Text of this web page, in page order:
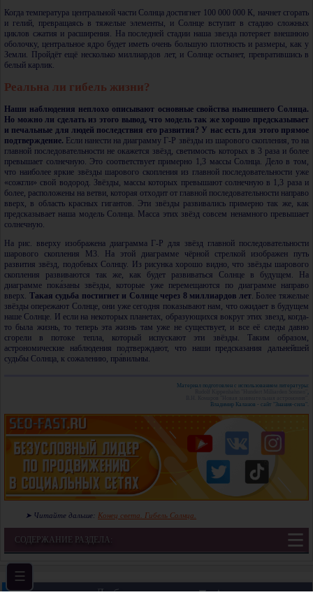
Когда температура центральной части Солнца достигнет 100 000 000 К, начнет сгорать
и гелий, превращаясь в тяжелые элементы, и Солнце вступит в стадию сложных
циклов сжатия и расширения. На последней стадии наша звезда потеряет внешнюю
оболочку, центральное ядро будет иметь очень большую плотность и размеры, как у
Земли. Пройдёт ещё несколько миллиардов лет, и Солнце остынет, превратившись в
белый карлик.
Реальна ли гибель жизни?
Наши наблюдения неплохо описывают основные свойства нынешнего Солнца.
Но можно ли сделать из этого вывод, что модель так же хорошо предсказывает
и печальные для людей последствия его развития? У нас есть для этого прямое
подтверждение. Если нанести на диаграмму Г-Р звёзды из шарового скопления, то на
главной последовательности не окажется звёзд, светимость которых в 3 раза и более
превышает солнечную. Это соответствует примерно 1,3 массы Солнца. Дело в том,
что наиболее яркие звёзды шарового скопления из главной последовательности уже
«сожгли» свой водород. Звёзды, массы которых превышают солнечную в 1,3 раза и
более, расположены на ветви, которая отходит от главной последовательности направо
вверх, в область красных гигантов. Эти звёзды развивались примерно так же, как
предсказывает наша модель Солнца. Масса этих звёзд совсем ненамного превышает
солнечную.
На рис. вверху изображена диаграмма Г-Р для звёзд главной последовательности
шарового скопления М3. На этой диаграмме чёрной стрелкой изображен путь
развития звёзд, подобных Солнцу. Из рисунка хорошо видно, что звёзды шарового
скопления развиваются так же, как будет развиваться Солнце в будущем. На
диаграмме пока́заны звёзды, которые уже перемещаются по диаграмме направо
вверх. Такая судьба постигнет и Солнце через 8 миллиардов лет. Более тяжелые
звёзды опережают Солнце, они уже сегодня показывают нам, что ожидает в будущем
наше Солнце. И если на некоторых планетах, образующихся вокруг этих звезд, когда-
то была жизнь, то теперь эта жизнь там уже не существует, и все её следы давно
сгорели в потоке тепла, который испускают эти звёзды. Таким образом,
астрономические наблюдения подтверждают, что наши предсказания дальнейшей
судьбы Солнца, к сожалению, пра́вильны.
Материал подготовлен с использованием литературы:
Владимир Каланов - сайт "Знания-сила".
➤ Читайте дальше: Конец света. Гибель Солнца.
СОДЕРЖАНИЕ РАЗДЕЛА:
Любознательным: ▼ ▲